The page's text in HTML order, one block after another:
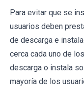
Para evitar que se
usuarios deben
de descarga e
cerca cada uno de
descarga o instala
mayoría de los